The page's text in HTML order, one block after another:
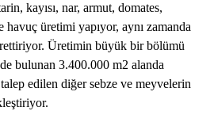
kayısı, nar, armut, domates,
havuç üretimi yapıyor, aynı zamanda
Üretimin büyük bir bölümü
bulunan 3.400.000 m2 alanda
edilen diğer sebze ve meyvelerin